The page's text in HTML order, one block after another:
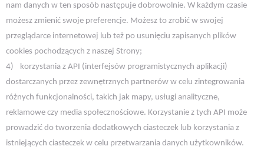
nam danych w ten sposób następuje dobrowolnie. W każdym czasie
możesz zmienić swoje preferencje. Możesz to zrobić w swojej
przeglądarce internetowej lub też po usunięciu zapisanych plików
cookies pochodzących z naszej Strony;
4)
korzystania z API (interfejsów programistycznych aplikacji)
dostarczanych przez zewnętrznych partnerów w celu zintegrowania
różnych funkcjonalności, takich jak mapy, usługi analityczne,
reklamowe czy media społecznościowe. Korzystanie z tych API może
prowadzić do tworzenia dodatkowych ciasteczek lub korzystania z
istniejących ciasteczek w celu przetwarzania danych użytkowników.